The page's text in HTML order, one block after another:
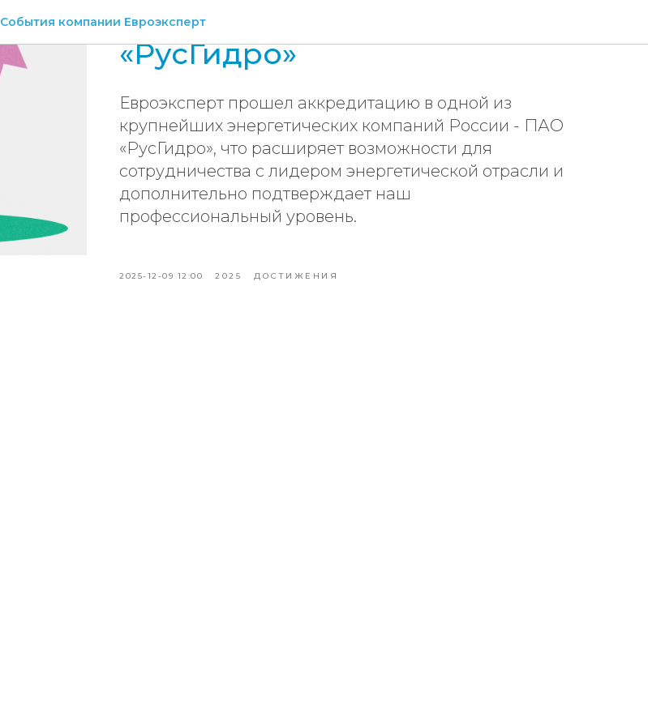
События компании ЕвроэкспертАккредитация в ПАО
«РусГидро»
Евроэксперт прошел аккредитацию в одной из
крупнейших энергетических компаний России - ПАО
«РусГидро», что расширяет возможности для
сотрудничества с лидером энергетической отрасли и
дополнительно подтверждает наш
профессиональный уровень.
2025-12-09 12:00 2025 ДОСТИЖЕНИЯ